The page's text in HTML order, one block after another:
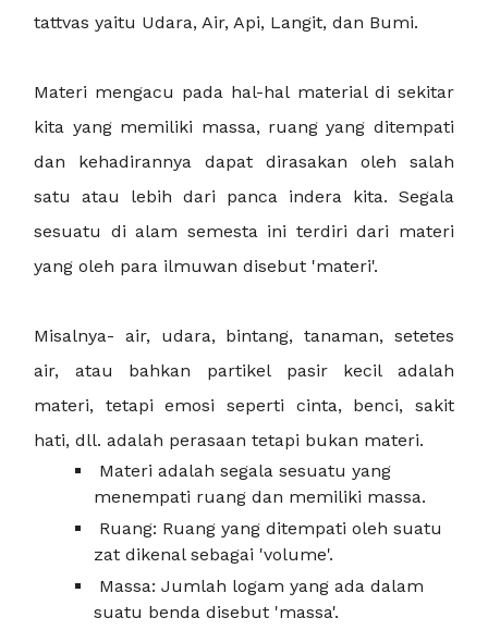
tattvas yaitu Udara, Air, Api, Langit, dan Bumi.
Materi mengacu pada hal-hal material di sekitar
kita yang memiliki massa, ruang yang ditempati
dan kehadirannya dapat dirasakan oleh salah
satu atau lebih dari panca indera kita. Segala
sesuatu di alam semesta ini terdiri dari materi
yang oleh para ilmuwan disebut 'materi'.
Misalnya- air, udara, bintang, tanaman, setetes
air, atau bahkan partikel pasir kecil adalah
materi, tetapi emosi seperti cinta, benci, sakit
hati, dll. adalah perasaan tetapi bukan materi.
Materi adalah segala sesuatu yang
menempati ruang dan memiliki massa.
Ruang: Ruang yang ditempati oleh suatu
zat dikenal sebagai 'volume'.
Massa: Jumlah logam yang ada dalam
suatu benda disebut 'massa'.